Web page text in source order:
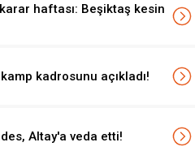
haftası: Beşiktaş kesin
kadrosunu açıkladı!
Altay'a veda etti!